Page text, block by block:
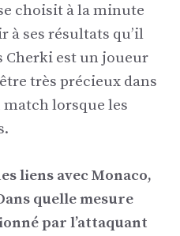
choisit à la minute
à ses résultats qu’il
Cherki est un joueur
très précieux dans
match lorsque les
liens avec Monaco,
quelle mesure
par l’attaquant